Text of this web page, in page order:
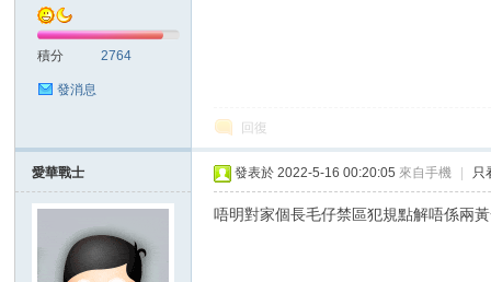
積分 2764
發消息
回復
愛華戰士 發表於 2022-5-16 00:20:05 來自手機 只
唔明對家個長毛仔禁區犯規點解唔係兩黃